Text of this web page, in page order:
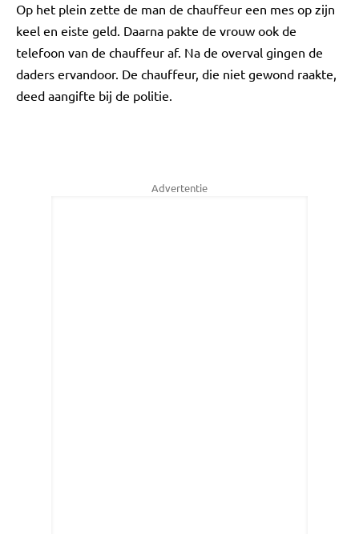
Op het plein zette de man de chauffeur een mes op zijn
keel en eiste geld. Daarna pakte de vrouw ook de
telefoon van de chauffeur af. Na de overval gingen de
daders ervandoor. De chauffeur, die niet gewond raakte,
deed aangifte bij de politie.
Advertentie